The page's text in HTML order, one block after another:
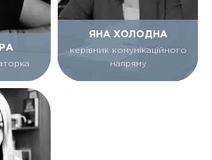
ЯНА ХОЛОДНА
керівник комунікаційного
напряму